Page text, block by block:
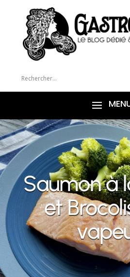
Saumon à
et